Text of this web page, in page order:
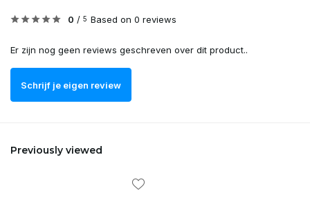
0 / 5 Based on 0 reviews
Er zijn nog geen reviews geschreven over dit product..
Schrijf je eigen review
Previously viewed